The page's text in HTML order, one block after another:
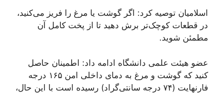
اسلامیان توصیه کرد: اگر گوشت یا مرغ را فریز می‌کنید،
در قطعات کوچک‌تر برش دهید تا از پخت کامل آن
مطمئن شوید.
عضو هیئت علمی دانشگاه ادامه داد: اطمینان حاصل
کنید که گوشت و مرغ به دمای داخلی امن ۱۶۵ درجه
فارنهایت (۷۴ درجه سانتی‌گراد) رسیده است با این حال،